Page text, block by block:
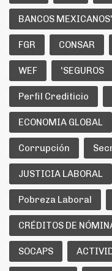
BANCOS MEXICANOS'
FGR CONSAR
WEF 'SEGUROS
Perfil Crediticio
ECONOMIA GLOBAL
Corrupción
JUSTICIA LABORAL
Pobreza Laboral
CRÉDITOS DE
SOCAPS